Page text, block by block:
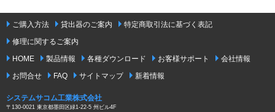
ご購入方法 貸出器のご案内
特定商取引法に基づく表記
修理に関するご案内
HOME
製品情報 各種ダウンロード お客様サポート
会社情報
お問合せ
FAQ サイトマップ 新着情報
システムサコム工業株式会社
〒130-0021 東京都墨田区緑1-22-5 州ビル4F